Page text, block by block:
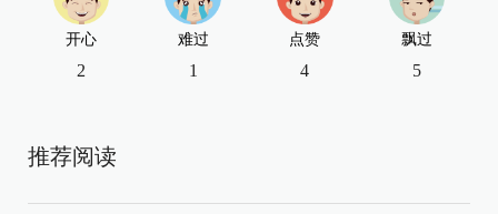
开心
2
难过
1
点赞
4
飘过
5
推荐阅读